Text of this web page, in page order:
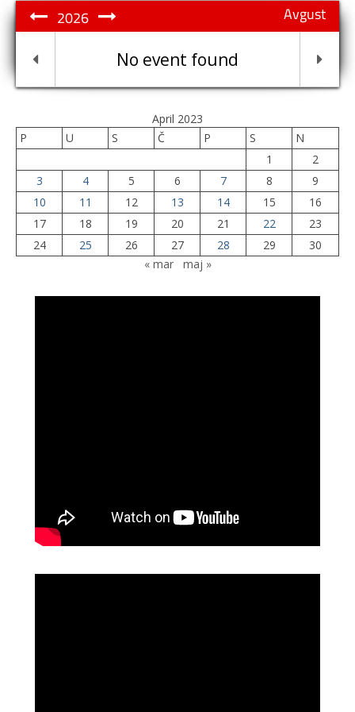
Avgust
2026
No event found
April 2023
P
U S Č P S
N
1
2
3
4 5 6 7 8
9
10
11 12 13 14 15
16
17
18 19 20 21 22
23
24
25 26 27 28 29
30
« mar
maj »